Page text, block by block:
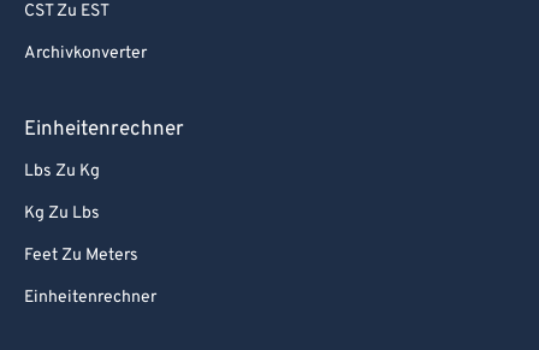
CST Zu EST
Archivkonverter
Einheitenrechner
Lbs Zu Kg
Kg Zu Lbs
Feet Zu Meters
Einheitenrechner